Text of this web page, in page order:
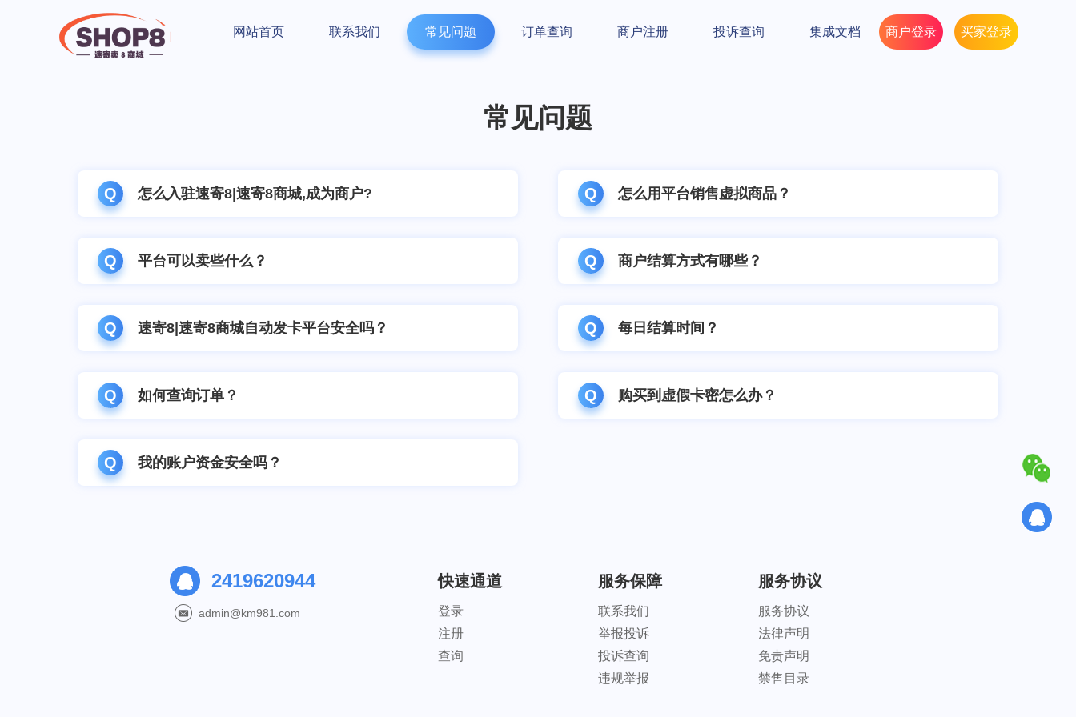
网站首页 联系我们 常见问题 订单查询 商户注册 投诉查询 集成文档 买家登录
商户登录
常见问题
Q 怎么入驻速寄8|速寄8商城,成为商户? Q 怎么用平台销售虚拟商品？
Q 平台可以卖些什么？ Q 商户结算方式有哪些？
Q 速寄8|速寄8商城自动发卡平台安全吗？ Q 每日结算时间？
Q 如何查询订单？ Q 购买到虚假卡密怎么办？
Q 我的账户资金安全吗？
2419620944
admin@km981.com
快速通道
登录
注册
查询
服务保障
联系我们
举报投诉
投诉查询
违规举报
服务协议
服务协议
法律声明
免责声明
禁售目录